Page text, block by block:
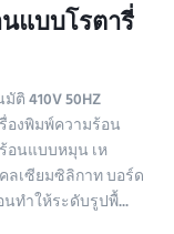
แบบโรตารี่
410V 50HZ
องพิมพ์ความร้อน
อนแบบหมุน เห
เซียมซิลิกาท บอร์ด
ทําให้ระดับรูปพื้...